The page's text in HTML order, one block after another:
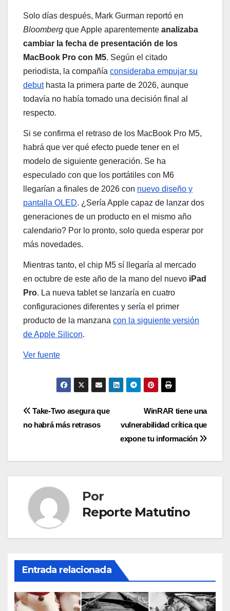
Solo días después, Mark Gurman reportó en
Bloomberg que Apple aparentemente analizaba
cambiar la fecha de presentación de los
MacBook Pro con M5. Según el citado
periodista, la compañía consideraba empujar su
debuthasta la primera parte de 2026, aunque
todavía no había tomado una decisión final al
respecto.
Si se confirma el retraso de los MacBook Pro M5,
habrá que ver qué efecto puede tener en el
modelo de siguiente generación. Se ha
especulado con que los portátiles con M6
llegarían a finales de 2026 con nuevo diseño y
pantalla OLED. ¿Sería Apple capaz de lanzar dos
generaciones de un producto en el mismo año
calendario? Por lo pronto, solo queda esperar por
más novedades.
Mientras tanto, el chip M5 sí llegaría al mercado
en octubre de este año de la mano del nuevo iPad
Pro. La nueva tablet se lanzaría en cuatro
configuraciones diferentes y sería el primer
producto de la manzana con la siguiente versión
de Apple Silicon.
Ver fuente
Navegación
entradas
WinRAR tiene una
vulnerabilidad crítica que
expone tu información
Take-Two asegura que
no habrá más retrasos
Por
Reporte Matutino
Entrada relacionada